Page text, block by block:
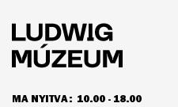
tartalomra
MA NYITVA: 10.00 - 18.00
NYITVATARTÁS ÉS JEGYÁRAK